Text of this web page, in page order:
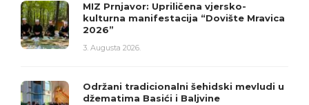
MIZ Prnjavor: Upriličena vjersko-
kulturna manifestacija “Dovište Mravica
2026”
3. Augusta 2026.
Održani tradicionalni šehidski mevludi u
džematima Basići i Baljvine